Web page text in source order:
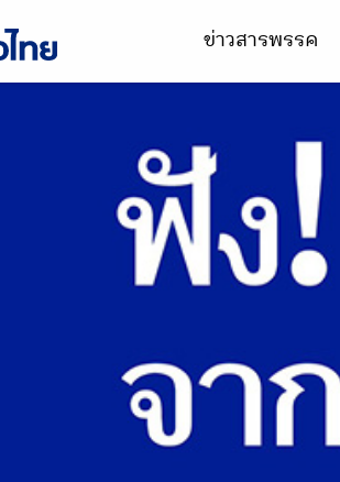
ข่าวสารพรรค